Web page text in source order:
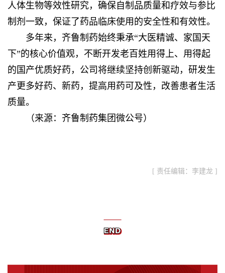
人体生物等效性研究，确保自制品质量和疗效与参比
制剂一致，保证了药品临床使用的安全性和有效性。
多年来，齐鲁制药始终秉承“大医精诚、家国天
下”的核心价值观，不断开发老百姓用得上、用得起
的国产优质好药，公司将继续坚持创新驱动，研发生
产更多好药、新药，提高用药可及性，改善患者生活
质量。
（来源：齐鲁制药集团微公号）
[ 责任编辑：李建龙 ]